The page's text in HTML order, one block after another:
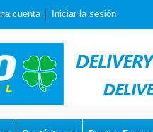
cuenta Iniciar la sesión